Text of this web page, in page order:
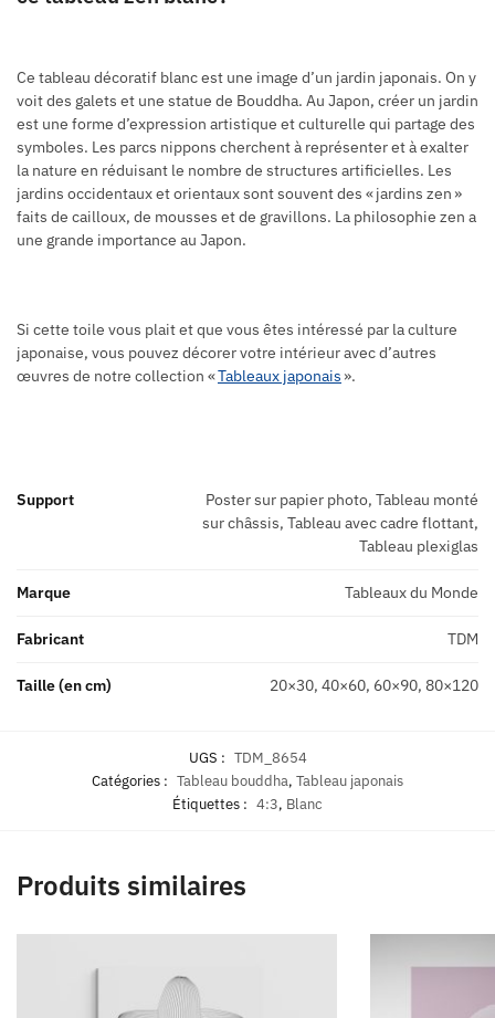
Ce tableau décoratif blanc est une image d’un jardin japonais. On y
voit des galets et une statue de Bouddha. Au Japon, créer un jardin
est une forme d’expression artistique et culturelle qui partage des
symboles. Les parcs nippons cherchent à représenter et à exalter
la nature en réduisant le nombre de structures artificielles. Les
jardins occidentaux et orientaux sont souvent des « jardins zen »
faits de cailloux, de mousses et de gravillons. La philosophie zen a
une grande importance au Japon.
Si cette toile vous plait et que vous êtes intéressé par la culture
japonaise, vous pouvez décorer votre intérieur avec d’autres
œuvres de notre collection «Tableaux japonais ».
Support
Poster sur papier photo, Tableau monté
sur châssis, Tableau avec cadre flottant,
Tableau plexiglas
Marque Tableaux du Monde
Fabricant TDM
Taille (en cm) 20×30, 40×60, 60×90, 80×120
UGS : TDM_8654
Catégories : Tableau bouddha, Tableau japonais
Étiquettes : 4:3, Blanc
Produits similaires